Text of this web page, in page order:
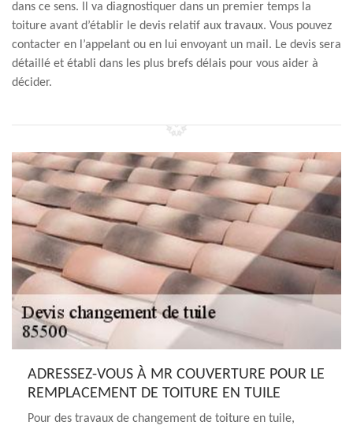
dans ce sens. Il va diagnostiquer dans un premier temps la
toiture avant d’établir le devis relatif aux travaux. Vous pouvez
contacter en l’appelant ou en lui envoyant un mail. Le devis sera
détaillé et établi dans les plus brefs délais pour vous aider à
décider.
ADRESSEZ-VOUS À MR COUVERTURE POUR LE
REMPLACEMENT DE TOITURE EN TUILE
Pour des travaux de changement de toiture en tuile,